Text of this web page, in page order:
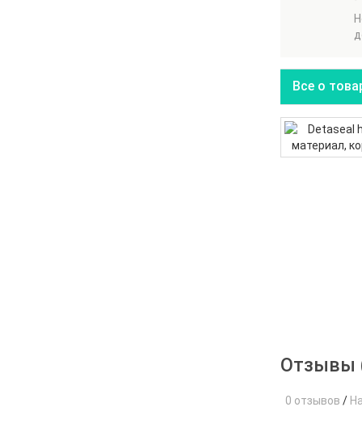
Все о
Отзывы
0 отзывов /